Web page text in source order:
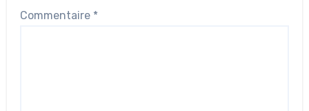
Commentaire *